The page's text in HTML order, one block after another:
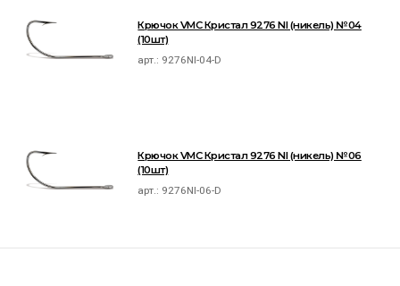
Крючок VMC Кристал 9276 NI (никель) №04
(10шт)
арт.: 9276NI-04-D
Крючок VMC Кристал 9276 NI (никель) №06
(10шт)
арт.: 9276NI-06-D